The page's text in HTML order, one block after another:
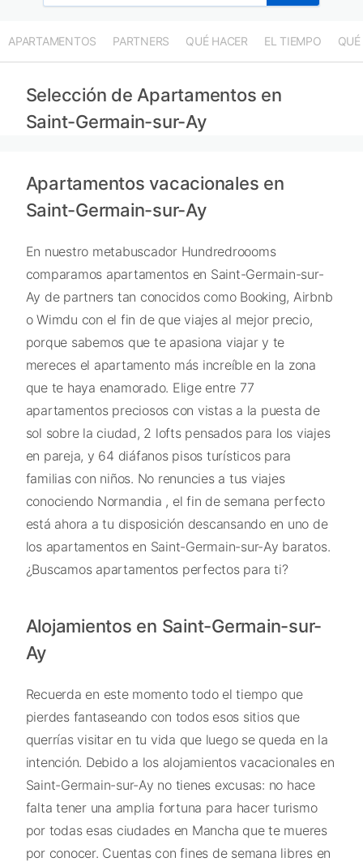
APARTAMENTOS PARTNERS QUÉ HACER EL TIEMPO QUÉ
Selección de Apartamentos en
Saint-Germain-sur-Ay
Apartamentos vacacionales en
Saint-Germain-sur-Ay
En nuestro metabuscador Hundredroooms
comparamos apartamentos en Saint-Germain-sur-
Ay de partners tan conocidos como Booking, Airbnb
o Wimdu con el fin de que viajes al mejor precio,
porque sabemos que te apasiona viajar y te
mereces el apartamento más increíble en la zona
que te haya enamorado. Elige entre 77
apartamentos preciosos con vistas a la puesta de
sol sobre la ciudad, 2 lofts pensados para los viajes
en pareja, y 64 diáfanos pisos turísticos para
familias con niños. No renuncies a tus viajes
conociendo Normandia , el fin de semana perfecto
está ahora a tu disposición descansando en uno de
los apartamentos en Saint-Germain-sur-Ay baratos.
¿Buscamos apartamentos perfectos para ti?
Alojamientos en Saint-Germain-sur-
Ay
Recuerda en este momento todo el tiempo que
pierdes fantaseando con todos esos sitios que
querrías visitar en tu vida que luego se queda en la
intención. Debido a los alojamientos vacacionales en
Saint-Germain-sur-Ay no tienes excusas: no hace
falta tener una amplia fortuna para hacer turismo
por todas esas ciudades en Mancha que te mueres
por conocer. Cuentas con fines de semana libres en